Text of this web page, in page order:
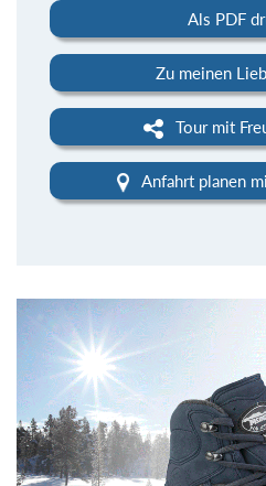
Als PDF
Zu meinen
Tour mit
Anfahrt planen